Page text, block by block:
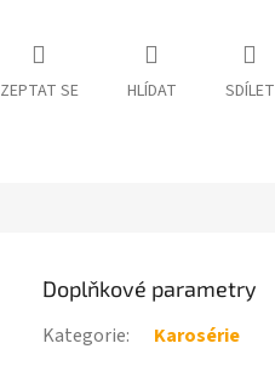
ZEPTAT SE HLÍDAT SDÍLET
Doplňkové parametry
Kategorie: Karosérie